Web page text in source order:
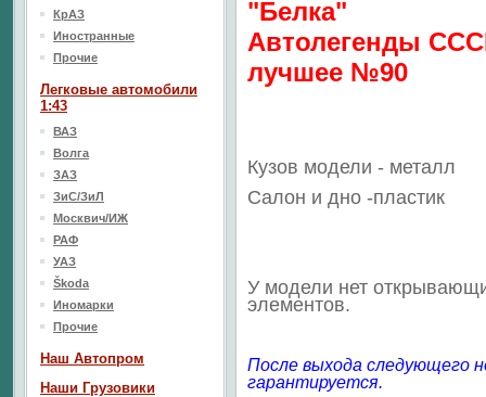
"Белка"
Автолегенды
лучшее №90
Кузов модели - металл
Салон и дно -пластик
У модели нет
элементов.
После выхода следующего
гарантируется.
КрАЗ
Иностранные
Прочие
Легковые автомобили
1:43
ВАЗ
Волга
ЗАЗ
ЗиС/ЗиЛ
Москвич/ИЖ
РАФ
УАЗ
Škoda
Иномарки
Прочие
Наш Aвтопром
Наши Грузовики